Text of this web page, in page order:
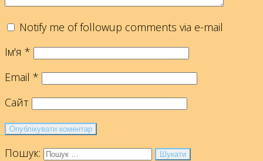
Notify me of followup comments via e-mail
Ім'я *
Email *
Сайт
Пошук: